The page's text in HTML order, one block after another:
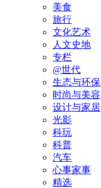
美食
旅行
文化艺术
人文史地
专栏
@世代
生态与环保
时尚与美容
设计与家居
光影
科玩
科普
汽车
心事家事
精选